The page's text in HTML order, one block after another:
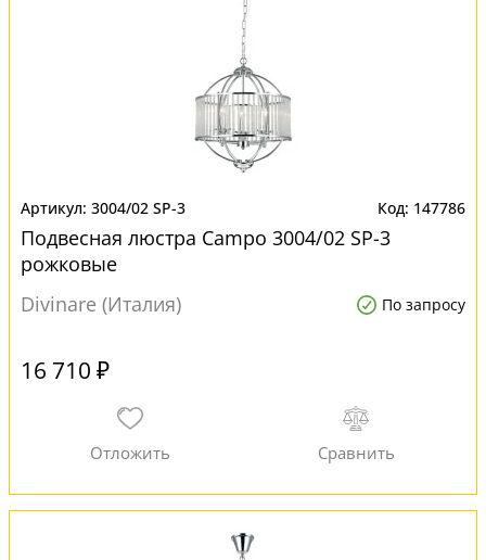
3004/02 SP-3 147786
Подвесная люстра Campo 3004/02 SP-3
рожковые
Divinare (Италия)
По запросу
16 710 ₽